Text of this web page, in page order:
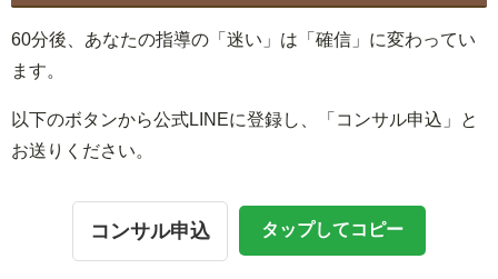
60分後、あなたの指導の「迷い」は「確信」に変わってい
ます。
以下のボタンから公式LINEに登録し、「コンサル申込」と
お送りください。
コンサル申込 タップしてコピー